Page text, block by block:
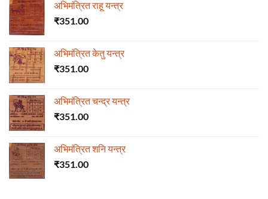
अभिमंत्रित राहू यन्त्र
₹351.00
अभिमंत्रित केतु यन्त्र
₹351.00
अभिमंत्रित चन्द्र यन्त्र
₹351.00
अभिमंत्रित शनि यन्त्र
₹351.00